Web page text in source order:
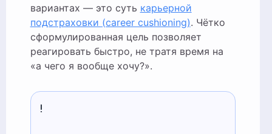
вариантах — это суть карьерной
подстраховки (career cushioning). Чётко
сформулированная цель позволяет
реагировать быстро, не тратя время на
«а чего я вообще хочу?».